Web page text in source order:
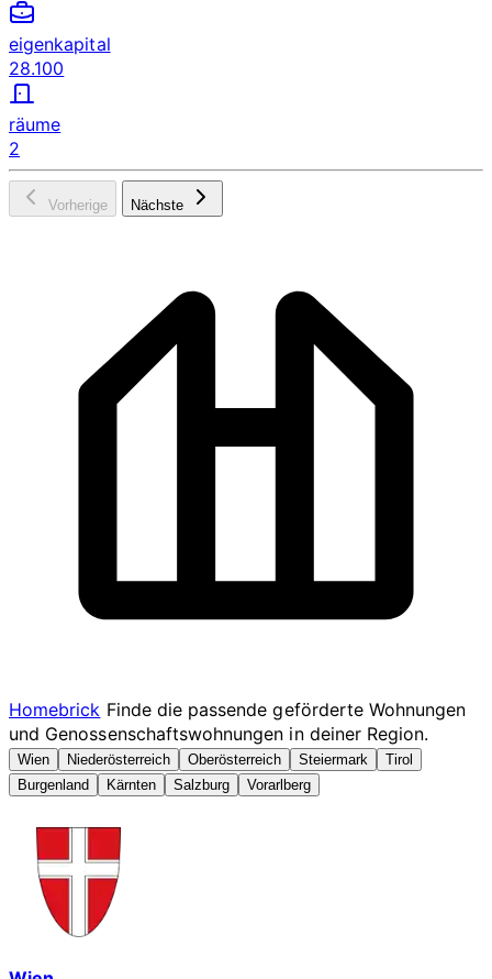
eigenkapital
28.100
räume
2
Vorherige Nächste
Homebrick Finde die passende geförderte Wohnungen
und Genossenschaftswohnungen in deiner Region.
Wien Niederösterreich Oberösterreich Steiermark
Tirol
Burgenland
Kärnten Salzburg Vorarlberg